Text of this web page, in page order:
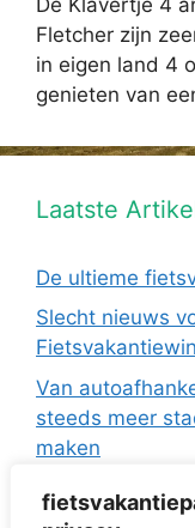
Fletcher zijn
in eigen land 4
genieten van
Laatste
De ultieme
Slecht nieuws
Van
steeds meer
maken
De Europese